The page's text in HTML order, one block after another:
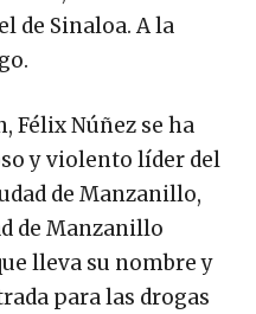
de Sinaloa. A la
Félix Núñez se ha
y violento líder del
de Manzanillo,
de Manzanillo
lleva su nombre y
para las drogas